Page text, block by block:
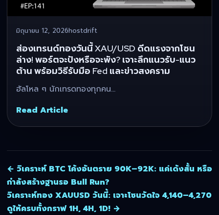
มิถุนายน 12, 2026hostdrift
ส่องเทรนด์ทองวันนี้ XAU/USD ดีดแรงจากโซน
ล่าง! พอร์ตจะปังหรือจะพัง? เจาะลึกแนวรับ-แนว
ต้าน พร้อมวิธีรับมือ Fed และข่าวสงคราม
ฮัลโหล ๆ นักเทรดทองทุกคน…
Read Article
← วิเคราะห์ BTC โค้งอันตราย 90K–92K: แค่เด้งสั้น หรือ
กำลังสร้างฐานรอ Bull Run?
วิเคราะห์ทอง XAUUSD วันนี้: เจาะโซนวัดใจ 4,140–4,270
ดูให้ครบทั้งกราฟ 1H, 4H, 1D! →